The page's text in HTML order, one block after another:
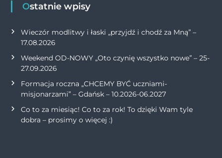
Ostatnie wpisy
Wieczór modlitwy i łaski „przyjdź i chodź za Mną” –
17.08.2026
Weekend OD-NOWY „Oto czynię wszystko nowe” – 25-
27.09.2026
Formacja roczna „CHCEMY BYĆ uczniami-
misjonarzami” – Gdańsk – 10.2026-06.2027
Co to za miesiąc! Co to za rok! To dzięki Wam tyle
dobra – prosimy o więcej :)